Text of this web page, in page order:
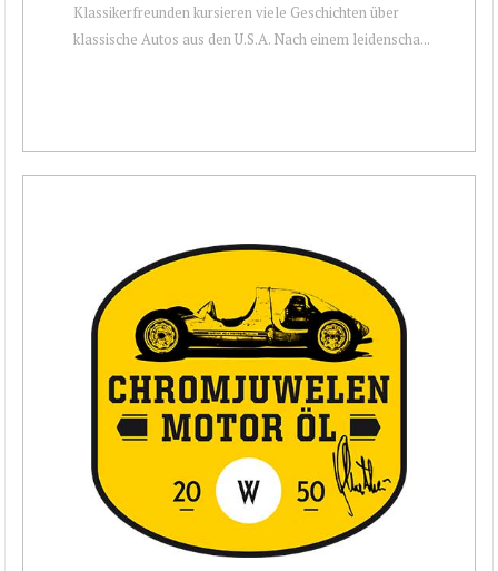
Klassikerfreunden kursieren viele Geschichten über
klassische Autos aus den U.S.A. Nach einem leidenscha...